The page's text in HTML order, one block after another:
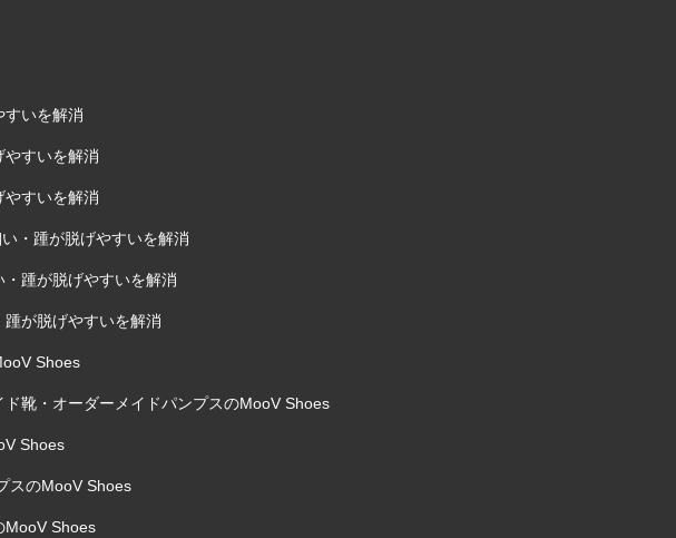
すいを解消
やすいを解消
やすいを解消
・踵が脱げやすいを解消
踵が脱げやすいを解消
が脱げやすいを解消
Shoes
靴・オーダーメイドパンプスのMooV Shoes
Shoes
スのMooV Shoes
MooV Shoes